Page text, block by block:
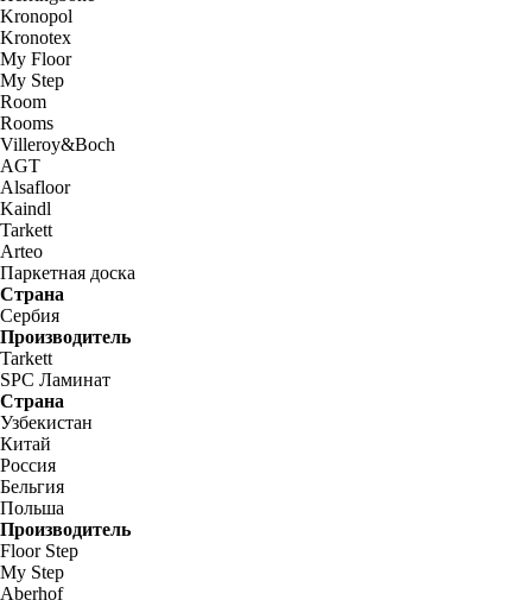
Kronopol
Kronotex
My Floor
My Step
Room
Rooms
Villeroy&Boch
AGT
Alsafloor
Kaindl
Tarkett
Arteo
Паркетная доска
Страна
Сербия
Производитель
Tarkett
SPC Ламинат
Страна
Узбекистан
Китай
Россия
Бельгия
Польша
Производитель
Floor Step
My Step
Aberhof